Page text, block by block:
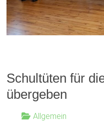
Schultüten für
übergeben
Allgemein